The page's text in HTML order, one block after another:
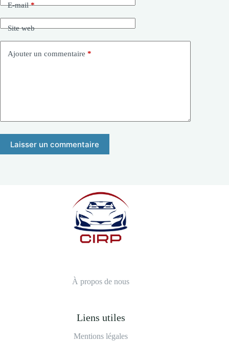
E-mail*
Site web
Ajouter un commentaire *
Laisser un commentaire
À propos de nous
Liens utiles
Mentions légales